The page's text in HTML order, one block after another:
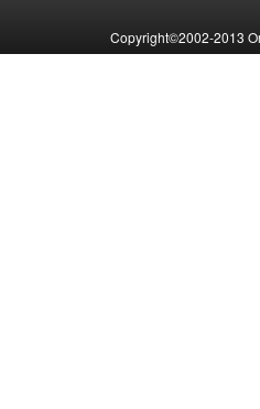
Copyright©2002-2013